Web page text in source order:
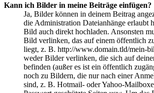
Kann ich Bilder in meine Beiträge einfügen?
Ja, Bilder können in deinem Beitrag
die Administration Dateianhänge erlaubt
Bild auch direkt hochladen. Ansonsten
Bild verlinken, das auf einem öffentlich
liegt, z. B. http://www.domain.tld/mein-
weder Bilder verlinken, die sich auf
befinden (außer es ist ein öffentlich
noch zu Bildern, die nur nach einer
sind, z. B. Hotmail- oder Yahoo-